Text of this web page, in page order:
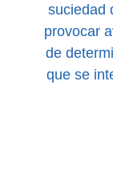
suciedad
provocar
de
que se